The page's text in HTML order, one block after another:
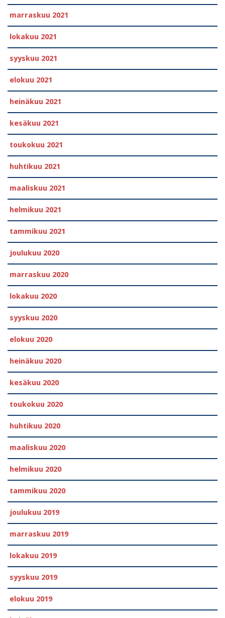
marraskuu 2021
lokakuu 2021
syyskuu 2021
elokuu 2021
heinäkuu 2021
kesäkuu 2021
toukokuu 2021
huhtikuu 2021
maaliskuu 2021
helmikuu 2021
tammikuu 2021
joulukuu 2020
marraskuu 2020
lokakuu 2020
syyskuu 2020
elokuu 2020
heinäkuu 2020
kesäkuu 2020
toukokuu 2020
huhtikuu 2020
maaliskuu 2020
helmikuu 2020
tammikuu 2020
joulukuu 2019
marraskuu 2019
lokakuu 2019
syyskuu 2019
elokuu 2019